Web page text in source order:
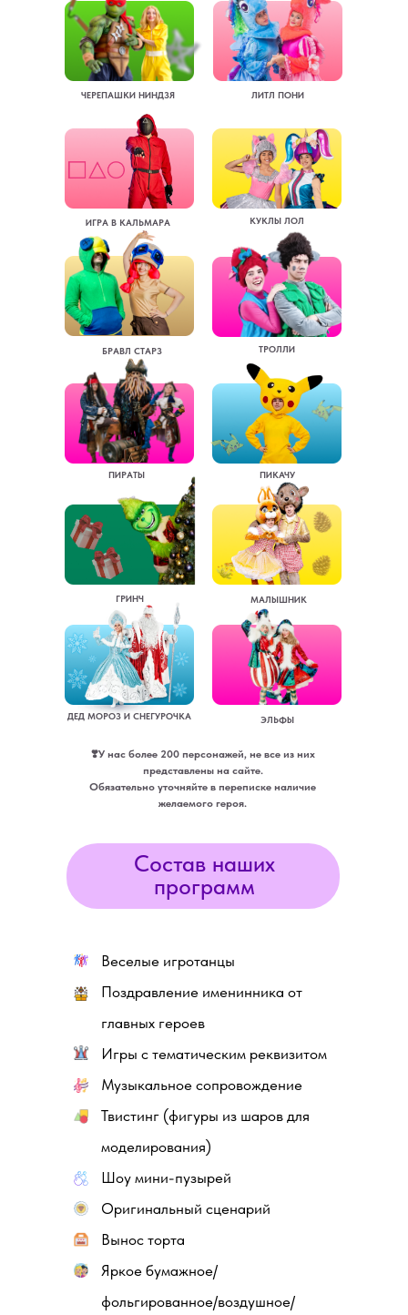
❣️У нас более 200 персонажей, не все из них
представлены на сайте.
Обязательно уточняйте в переписке наличие
желаемого героя.
ГРИНЧ
ЧЕРЕПАШКИ НИНДЗЯ
МАЛЫШНИК
ТРОЛЛИ
КУКЛЫ ЛОЛ
ПИРАТЫ
ЭЛЬФЫ
БРАВЛ СТАРЗ
ПИКАЧУ
ДЕД МОРОЗ И СНЕГУРОЧКА
ЛИТЛ ПОНИ
ИГРА В КАЛЬМАРА
Веселые игротанцы
Поздравление именинника от
главных героев
Игры с тематическим реквизитом
Музыкальное сопровождение
Твистинг (фигуры из шаров для
моделирования)
Шоу мини-пузырей
Оригинальный сценарий
Вынос торта
Яркое бумажное/
фольгированное/воздушное/
Состав наших
программ